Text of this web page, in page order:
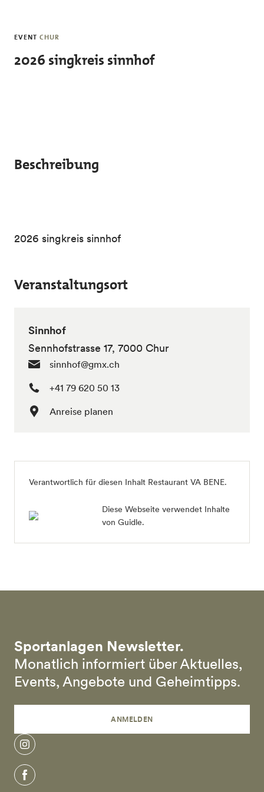
EVENT CHUR
2026 singkreis sinnhof
Beschreibung
2026 singkreis sinnhof
Veranstaltungsort
Sinnhof
Sennhofstrasse 17, 7000 Chur
sinnhof@gmx.ch
+41 79 620 50 13
Anreise planen
Verantwortlich für diesen Inhalt Restaurant VA BENE.
Diese Webseite verwendet Inhalte
von Guidle.
Sportanlagen Newsletter.
Monatlich informiert über Aktuelles,
Events, Angebote und Geheimtipps.
ANMELDEN
instagram
facebook